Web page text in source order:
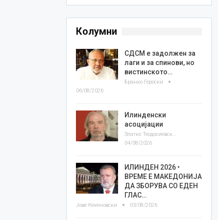
Колумни
СДСМ е задолжен за
лаги и за спинови, но
вистинското…
Бранко Героски
06/08/2026
Илинденски
асоцијации
Златко Теодосиевски
04/08/2026
ИЛИНДЕН 2026 •
ВРЕМЕ Е МАКЕДОНИЈА
ДА ЗБОРУВА СО ЕДЕН
ГЛАС…
Јове Кекеновски 03/08/2026